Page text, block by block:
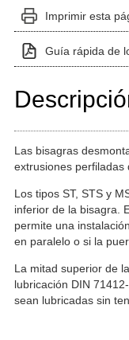
Imprimir esta
Guía rápida de
Las bisagras
extrusiones perfiladas
Los tipos ST, STS y
inferior de la bisagra.
permite una
en paralelo o si la
La mitad superior de
lubricación DIN
sean lubricadas sin